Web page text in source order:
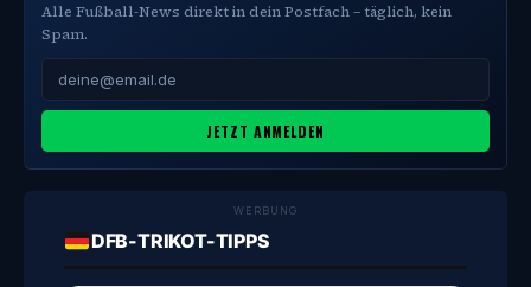
Alle Fußball-News direkt in dein Postfach – täglich, kein
Spam.
JETZT ANMELDEN
WERBUNG
DFB-TRIKOT-TIPPS